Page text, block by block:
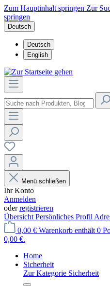
Zum Hauptinhalt springen Zur
springen
Deutsch
Deutsch
English
Menü schließen
Ihr Konto
Anmelden
oderregistrieren
Übersicht Persönliches Profil
0,00 € Warenkorb enthält 0
0,00 €.
Home
Sicherheit
Zur Kategorie Sicherheit